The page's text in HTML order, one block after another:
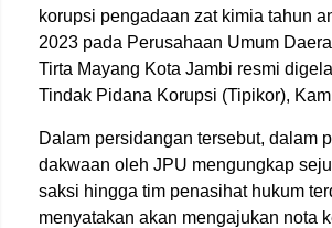
korupsi pengadaan zat kimia tahun
2023 pada Perusahaan Umum
Tirta Mayang Kota Jambi resmi
Tindak Pidana Korupsi (Tipikor),
Dalam persidangan tersebut, dalam
dakwaan oleh JPU mengungkap
saksi hingga tim penasihat hukum
menyatakan akan mengajukan nota